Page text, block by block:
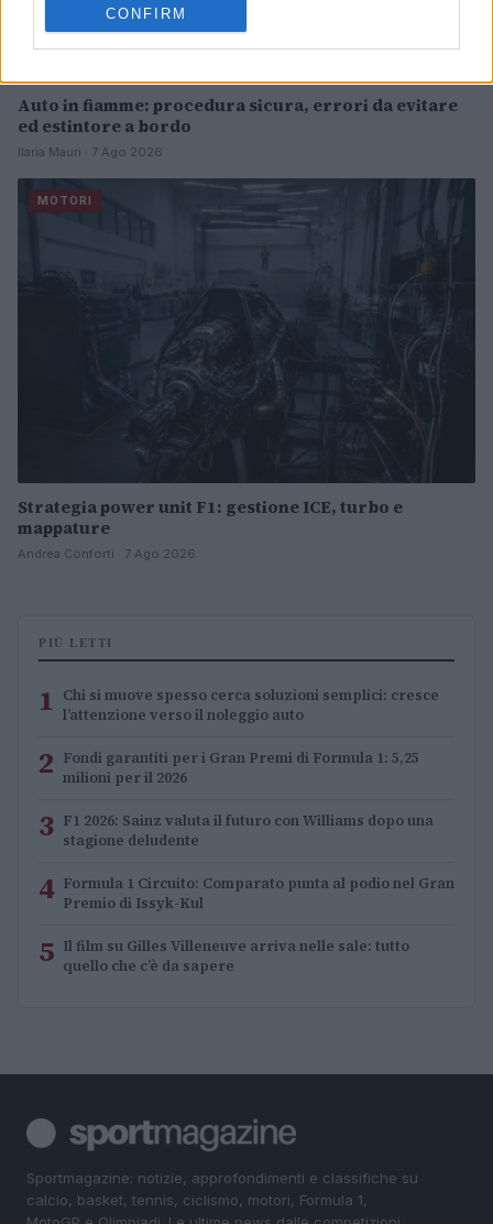
CONFIRM
Auto in fiamme: procedura sicura, errori da evitare
ed estintore a bordo
Ilaria Mauri · 7 Ago 2026
MOTORI
Strategia power unit F1: gestione ICE, turbo e
mappature
Andrea Conforti · 7 Ago 2026
PIÙ LETTI
1 Chi si muove spesso cerca soluzioni semplici: cresce
l’attenzione verso il noleggio auto
2 Fondi garantiti per i Gran Premi di Formula 1: 5,25
milioni per il 2026
3 F1 2026: Sainz valuta il futuro con Williams dopo una
stagione deludente
4 Formula 1 Circuito: Comparato punta al podio nel Gran
Premio di Issyk-Kul
5 Il film su Gilles Villeneuve arriva nelle sale: tutto
quello che c’è da sapere
Sportmagazine: notizie, approfondimenti e classifiche su
calcio, basket, tennis, ciclismo, motori, Formula 1,